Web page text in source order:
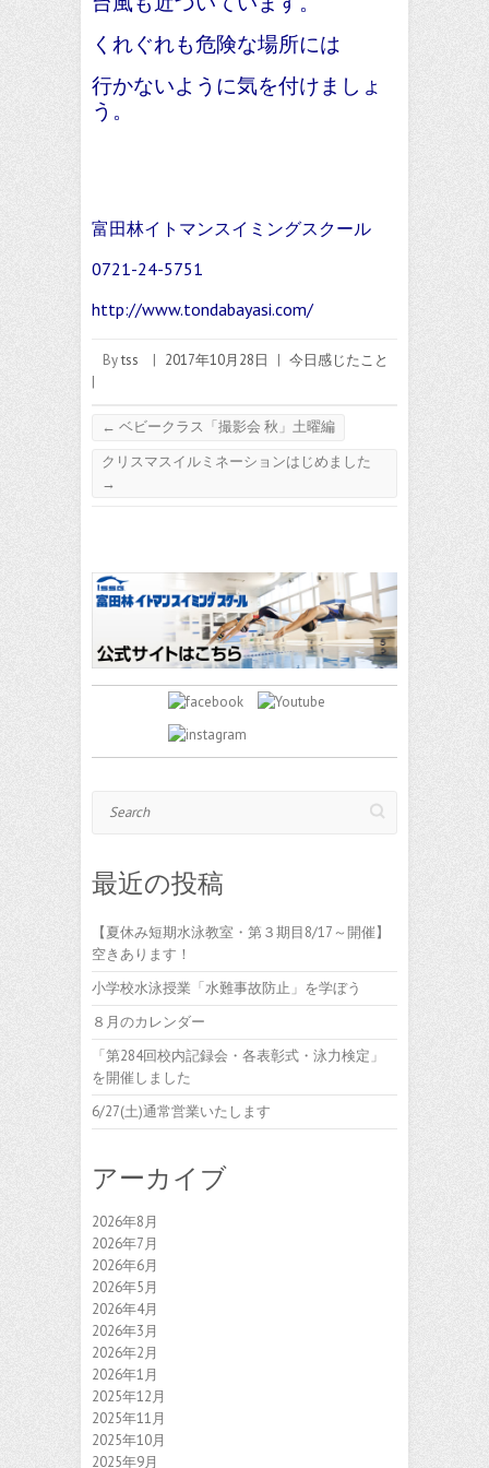
くれぐれも危険な場所には
行かないように気を付けましょ
う。
富田林イトマンスイミングスクール
0721-24-5751
http://www.tondabayasi.com/
Bytss | 2017年10月28日 | 今日感じたこと
|
← ベビークラス「撮影会 秋」土曜編
クリスマスイルミネーションはじめました
→
最近の投稿
【夏休み短期水泳教室・第３期目8/17～開催】
空きあります！
小学校水泳授業「水難事故防止」を学ぼう
８月のカレンダー
「第284回校内記録会・各表彰式・泳力検定」
を開催しました
6/27(土)通常営業いたします
アーカイブ
2026年8月
2026年7月
2026年6月
2026年5月
2026年4月
2026年3月
2026年2月
2026年1月
2025年12月
2025年11月
2025年10月
2025年9月